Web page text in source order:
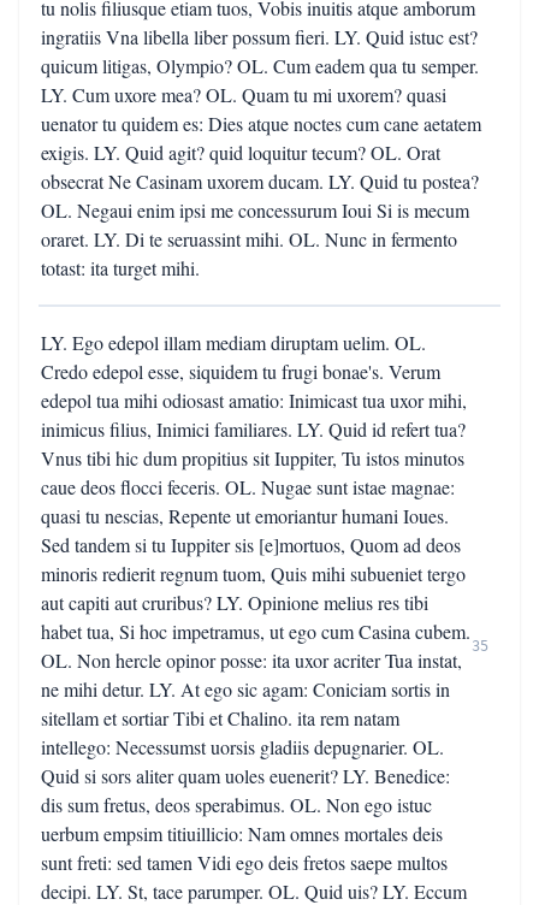
tu nolis filiusque etiam tuos, Vobis inuitis atque amborum
ingratiis Vna libella liber possum fieri. LY. Quid istuc est?
quicum litigas, Olympio? OL. Cum eadem qua tu semper.
LY. Cum uxore mea? OL. Quam tu mi uxorem? quasi
uenator tu quidem es: Dies atque noctes cum cane aetatem
exigis. LY. Quid agit? quid loquitur tecum? OL. Orat
obsecrat Ne Casinam uxorem ducam. LY. Quid tu postea?
OL. Negaui enim ipsi me concessurum Ioui Si is mecum
oraret. LY. Di te seruassint mihi. OL. Nunc in fermento
totast: ita turget mihi.
LY. Ego edepol illam mediam diruptam uelim. OL.
Credo edepol esse, siquidem tu frugi bonae's. Verum
edepol tua mihi odiosast amatio: Inimicast tua uxor mihi,
inimicus filius, Inimici familiares. LY. Quid id refert tua?
Vnus tibi hic dum propitius sit Iuppiter, Tu istos minutos
caue deos flocci feceris. OL. Nugae sunt istae magnae:
quasi tu nescias, Repente ut emoriantur humani Ioues.
Sed tandem si tu Iuppiter sis [e]mortuos, Quom ad deos
minoris redierit regnum tuom, Quis mihi subueniet tergo
aut capiti aut cruribus? LY. Opinione melius res tibi
habet tua, Si hoc impetramus, ut ego cum Casina cubem.
OL. Non hercle opinor posse: ita uxor acriter Tua instat,
ne mihi detur. LY. At ego sic agam: Coniciam sortis in
sitellam et sortiar Tibi et Chalino. ita rem natam
intellego: Necessumst uorsis gladiis depugnarier. OL.
Quid si sors aliter quam uoles euenerit? LY. Benedice:
dis sum fretus, deos sperabimus. OL. Non ego istuc
uerbum empsim titiuillicio: Nam omnes mortales deis
sunt freti: sed tamen Vidi ego deis fretos saepe multos
decipi. LY. St, tace parumper. OL. Quid uis? LY. Eccum
35